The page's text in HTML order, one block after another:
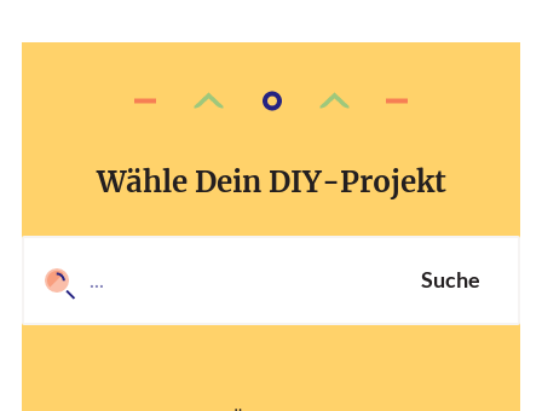
Wähle Dein DIY-Projekt
Suche